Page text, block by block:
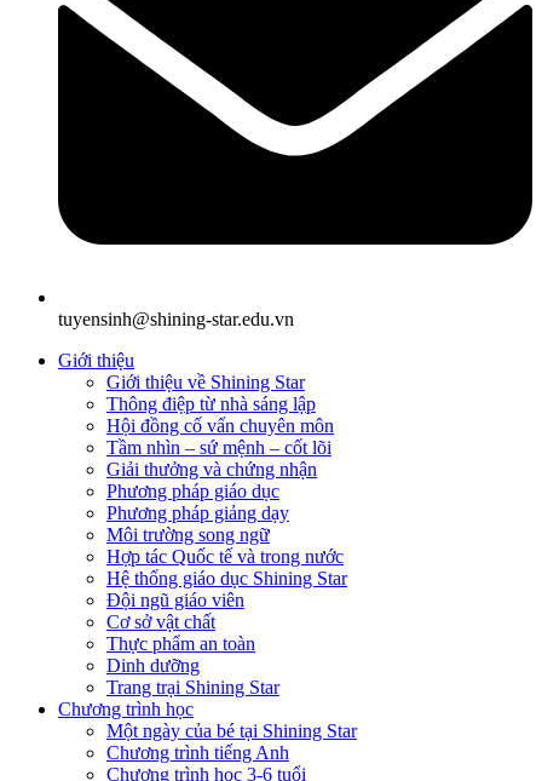
tuyensinh@shining-star.edu.vn
Giới thiệu
Giới thiệu về Shining Star
Thông điệp từ nhà sáng lập
Hội đồng cố vấn chuyên môn
Tầm nhìn – sứ mệnh – cốt lõi
Giải thưởng và chứng nhận
Phương pháp giáo dục
Phương pháp giảng dạy
Môi trường song ngữ
Hợp tác Quốc tế và trong nước
Hệ thống giáo dục Shining Star
Đội ngũ giáo viên
Cơ sở vật chất
Thực phẩm an toàn
Dinh dưỡng
Trang trại Shining Star
Chương trình học
Một ngày của bé tại Shining Star
Chương trình tiếng Anh
Chương trình học 3-6 tuổi